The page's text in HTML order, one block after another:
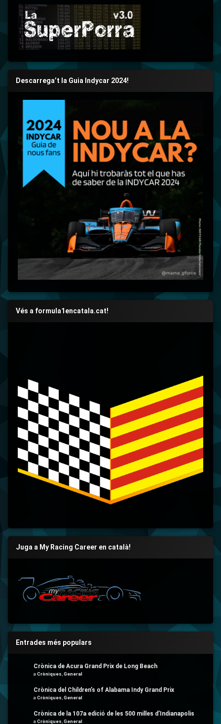
Descarrega’t la Guia Indycar 2024!
Vés a formula1encatala.cat!
Juga a My Racing Career en català!
Entrades més populars
Crònica de Acura Grand Prix de Long Beach
a Cròniques General
Crònica del Children’s of Alabama Indy Grand Prix
a Cròniques General
Crònica de la 107a edició de les 500 milles d’Indianapolis
a Cròniques General